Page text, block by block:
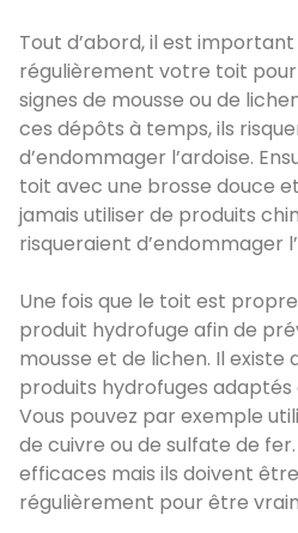
Tout d’abord, il est
régulièrement votre toit
signes de mousse ou de
ces dépôts à temps, ils
d’endommager l’ardoise.
toit avec une brosse douce
jamais utiliser de produits
risqueraient d’endommager
Une fois que le toit est
produit hydrofuge afin de
mousse et de lichen. Il
produits hydrofuges adaptés
Vous pouvez par exemple
de cuivre ou de sulfate de
efficaces mais ils doivent
régulièrement pour être